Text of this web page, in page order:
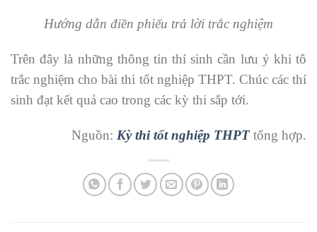
Hướng dẫn điền phiếu trả lời trắc nghiệm
Trên đây là những thông tin thí sinh cần lưu ý khi tô
trắc nghiệm cho bài thi tốt nghiệp THPT. Chúc các thí
sinh đạt kết quả cao trong các kỳ thi sắp tới.
Nguồn: Kỳ thi tốt nghiệp THPTtổng hợp.